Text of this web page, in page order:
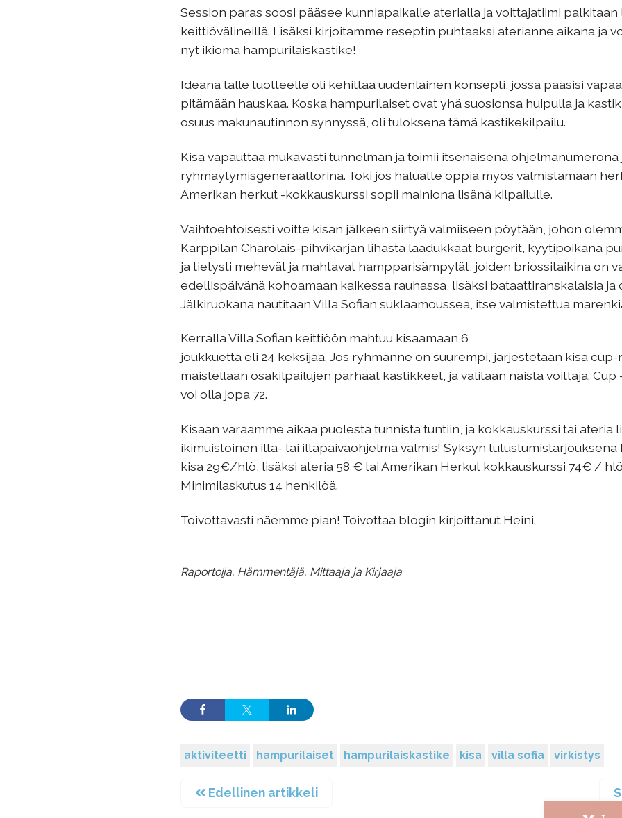
Session paras soosi pääsee kunniapaikalle aterialla ja voittajatiimi
keittiövälineillä. Lisäksi kirjoitamme reseptin puhtaaksi aterianne aikana ja
nyt ikioma hampurilaiskastike!
Ideana tälle tuotteelle oli kehittää uudenlainen konsepti, jossa pääsisi
pitämään hauskaa. Koska hampurilaiset ovat yhä suosionsa huipulla ja
osuus makunautinnon synnyssä, oli tuloksena tämä kastikekilpailu.
Kisa vapauttaa mukavasti tunnelman ja toimii itsenäisenä ohjelmanumerona
ryhmäytymisgeneraattorina. Toki jos haluatte oppia myös valmistamaan
Amerikan herkut -kokkauskurssi sopii mainiona lisänä kilpailulle.
Vaihtoehtoisesti voitte kisan jälkeen siirtyä valmiiseen pöytään, johon
Karppilan Charolais-pihvikarjan lihasta laadukkaat burgerit, kyytipoikana
ja tietysti mehevät ja mahtavat hampparisämpylät, joiden briossitaikina on
edellispäivänä kohoamaan kaikessa rauhassa, lisäksi bataattiranskalaisia ja
Jälkiruokana nautitaan Villa Sofian suklaamoussea, itse valmistettua
Kerralla Villa Sofian keittiöön mahtuu kisaamaan 6
joukkuetta eli 24 keksijää. Jos ryhmänne on suurempi, järjestetään kisa
maistellaan osakilpailujen parhaat kastikkeet, ja valitaan näistä voittaja.
voi olla jopa 72.
Kisaan varaamme aikaa puolesta tunnista tuntiin, ja kokkauskurssi tai ateria
ikimuistoinen ilta- tai iltapäiväohjelma valmis! Syksyn
kisa 29€/hlö, lisäksi ateria 58 € tai Amerikan Herkut kokkauskurssi 74€ /
Minimilaskutus 14 henkilöä.
Toivottavasti näemme pian! Toivottaa blogin kirjoittanut Heini.
Raportoija, Hämmentäjä, Mittaaja ja Kirjaaja
aktiviteetti hampurilaiset hampurilaiskastike kisa villa sofia virkistys
Edellinen artikkeli